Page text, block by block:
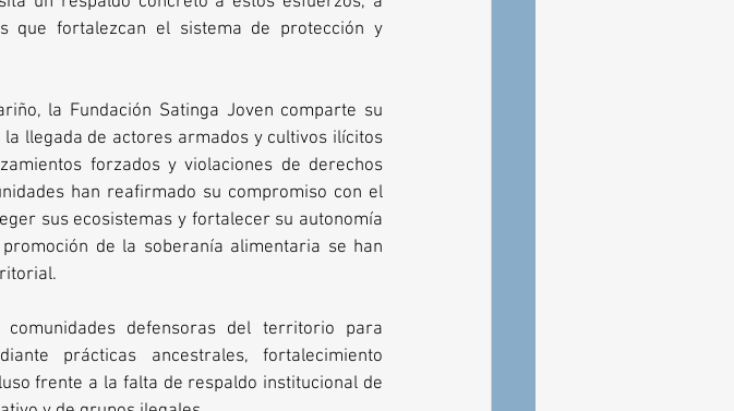
que fortalezcan el sistema de protección y
la Fundación Satinga Joven comparte su
llegada de actores armados y cultivos ilícitos
forzados y violaciones de derechos
han reafirmado su compromiso con el
sus ecosistemas y fortalecer su autonomía
de la soberanía alimentaria se han
defensoras del territorio para
prácticas ancestrales, fortalecimiento
frente a la falta de respaldo institucional de